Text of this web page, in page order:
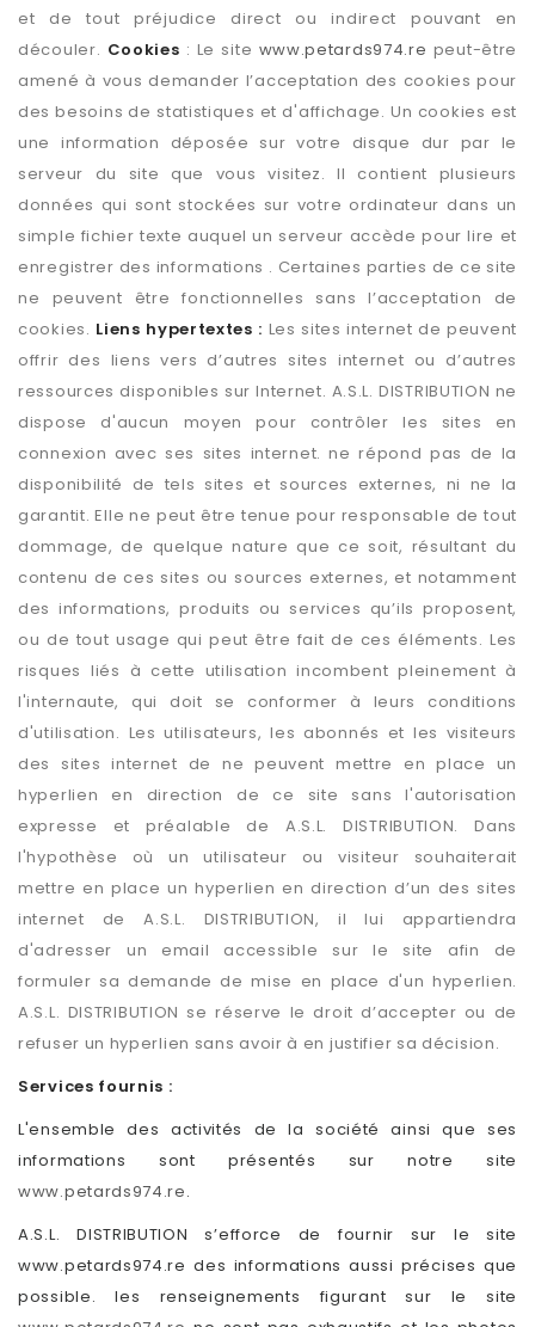
et de tout préjudice direct ou indirect pouvant en
découler. Cookies : Le site www.petards974.re peut-être
amené à vous demander l’acceptation des cookies pour
des besoins de statistiques et d'affichage. Un cookies est
une information déposée sur votre disque dur par le
serveur du site que vous visitez. Il contient plusieurs
données qui sont stockées sur votre ordinateur dans un
simple fichier texte auquel un serveur accède pour lire et
enregistrer des informations . Certaines parties de ce site
ne peuvent être fonctionnelles sans l’acceptation de
cookies. Liens hypertextes : Les sites internet de peuvent
offrir des liens vers d’autres sites internet ou d’autres
ressources disponibles sur Internet. A.S.L. DISTRIBUTION ne
dispose d'aucun moyen pour contrôler les sites en
connexion avec ses sites internet. ne répond pas de la
disponibilité de tels sites et sources externes, ni ne la
garantit. Elle ne peut être tenue pour responsable de tout
dommage, de quelque nature que ce soit, résultant du
contenu de ces sites ou sources externes, et notamment
des informations, produits ou services qu’ils proposent,
ou de tout usage qui peut être fait de ces éléments. Les
risques liés à cette utilisation incombent pleinement à
l'internaute, qui doit se conformer à leurs conditions
d'utilisation. Les utilisateurs, les abonnés et les visiteurs
des sites internet de ne peuvent mettre en place un
hyperlien en direction de ce site sans l'autorisation
expresse et préalable de A.S.L. DISTRIBUTION. Dans
l'hypothèse où un utilisateur ou visiteur souhaiterait
mettre en place un hyperlien en direction d’un des sites
internet de A.S.L. DISTRIBUTION, il lui appartiendra
d'adresser un email accessible sur le site afin de
formuler sa demande de mise en place d'un hyperlien.
A.S.L. DISTRIBUTION se réserve le droit d’accepter ou de
refuser un hyperlien sans avoir à en justifier sa décision.
Services fournis :
L'ensemble des activités de la société ainsi que ses
informations sont présentés sur notre site
www.petards974.re.
A.S.L. DISTRIBUTION s’efforce de fournir sur le site
www.petards974.re des informations aussi précises que
possible. les renseignements figurant sur le site